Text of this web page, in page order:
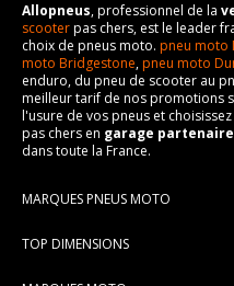
Allopneus, professionnel de la
scooterpas chers, est le leader
choix de pneus moto. pneu moto
moto Bridgestone,pneu moto
enduro, du pneu de scooter au
meilleur tarif de nos promotions
l'usure de vos pneus et
pas chers en garage partenaire
dans toute la France.
MARQUES PNEUS MOTO
TOP DIMENSIONS